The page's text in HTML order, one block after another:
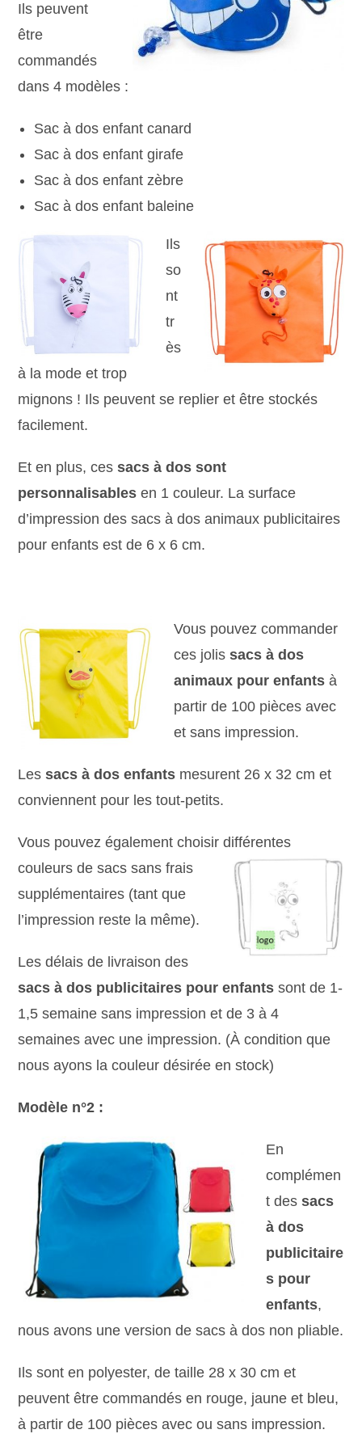
Ils peuvent
être
commandés
dans 4 modèles :
Sac à dos enfant canard
Sac à dos enfant girafe
Sac à dos enfant zèbre
Sac à dos enfant baleine
Ils
so
nt
tr
ès
à la mode et trop
mignons ! Ils peuvent se replier et être stockés
facilement.
Et en plus, cessacs à dos sont
personnalisables en 1 couleur. La surface
d’impression des sacs à dos animaux publicitaires
pour enfants est de 6 x 6 cm.
Vous pouvez commander
ces jolissacs à dos
animaux pour enfants à
partir de 100 pièces avec
et sans impression.
Lessacs à dos enfants mesurent 26 x 32 cm et
conviennent pour les tout-petits.
Vous pouvez également choisir différentes
couleurs de sacs sans frais
supplémentaires (tant que
l’impression reste la même).
Les délais de livraison des
sacs à dos publicitaires pour enfants sont de 1-
1,5 semaine sans impression et de 3 à 4
semaines avec une impression. (À condition que
nous ayons la couleur désirée en stock)
Modèle n°2 :
En
complémen
t dessacs
à dos
publicitaire
s pour
enfants,
nous avons une version de sacs à dos non pliable.
Ils sont en polyester, de taille 28 x 30 cm et
peuvent être commandés en rouge, jaune et bleu,
à partir de 100 pièces avec ou sans impression.